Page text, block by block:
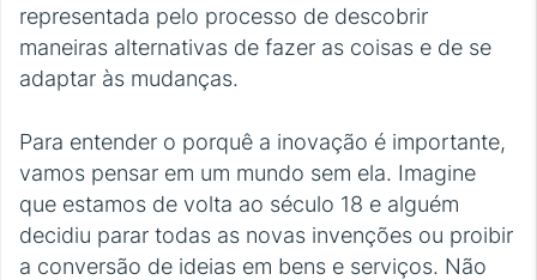
representada pelo processo de descobrir
maneiras alternativas de fazer as coisas e de se
adaptar às mudanças.
Para entender o porquê a inovação é importante,
vamos pensar em um mundo sem ela. Imagine
que estamos de volta ao século 18 e alguém
decidiu parar todas as novas invenções ou proibir
a conversão de ideias em bens e serviços. Não